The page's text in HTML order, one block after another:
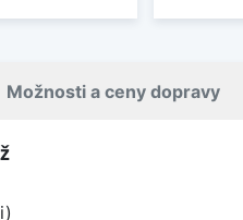
Možnosti a ceny dopravy